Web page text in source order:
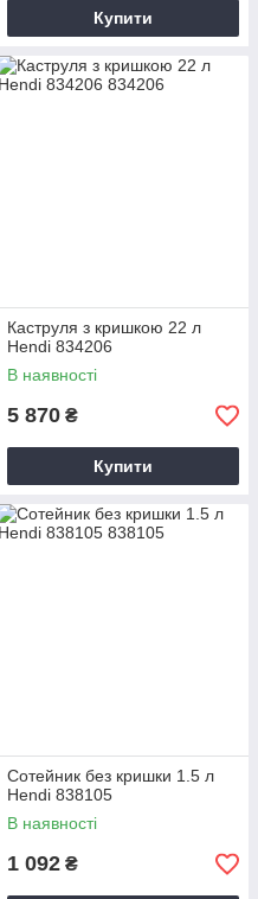
Купити
Каструля з кришкою 22 л
Hendi 834206
В наявності
5 870 ₴
Купити
Сотейник без кришки 1.5 л
Hendi 838105
В наявності
1 092 ₴